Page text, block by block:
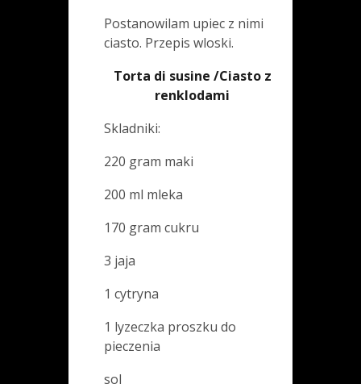
Postanowilam upiec z nimi
ciasto. Przepis wloski.
Torta di susine /Ciasto z
renklodami
Skladniki:
220 gram maki
200 ml mleka
170 gram cukru
3 jaja
1 cytryna
1 lyzeczka proszku do
pieczenia
sol